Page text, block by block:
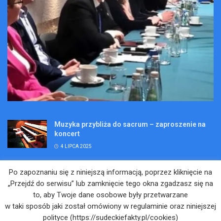
Muzyka przybliża do sacrum – zaproszenie na
koncert
4 LIPCA 2025
Kopalniane Ekspedycje
Adam Maciejczyk: „Chcemy przełamywać
bariery. Nie tylko bólu…”
Po zapoznaniu się z niniejszą informacją, poprzez kliknięcie na
„Przejdź do serwisu” lub zamknięcie tego okna zgadzasz się na
to, aby Twoje dane osobowe były przetwarzane
w taki sposób jaki został omówiony w regulaminie oraz niniejszej
polityce (https://sudeckiefakty.pl/cookies)